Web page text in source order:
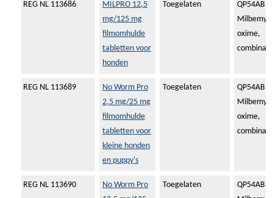
REG NL 113686
MILPRO 12,5
mg/125 mg
filmomhulde
tabletten voor
honden
Toegelaten
oxime,
REG NL 113689
No Worm Pro
2,5 mg/25 mg
filmomhulde
tabletten voor
kleine honden
en puppy's
Toegelaten
oxime,
REG NL 113690
No Worm Pro
Toegelaten